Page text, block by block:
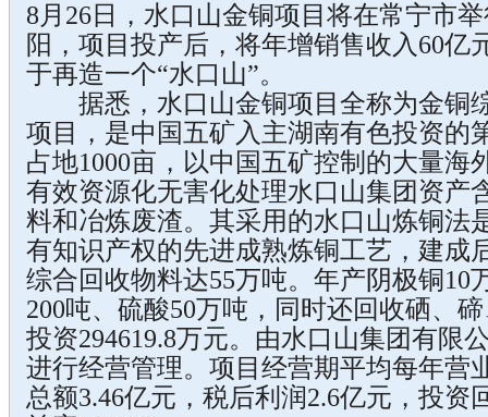
8月26日，水口山金铜项目将在常宁市
阳，项目投产后，将年增销售收入60亿
于再造一个“水口山”。
据悉，水口山金铜项目全称为金铜
项目，是中国五矿入主湖南有色投资的
占地1000亩，以中国五矿控制的大量海
有效资源化无害化处理水口山集团资产
料和冶炼废渣。其采用的水口山炼铜法
有知识产权的先进成熟炼铜工艺，建成
综合回收物料达55万吨。年产阴极铜10
200吨、硫酸50万吨，同时还回收硒、
投资294619.8万元。由水口山集团有限
进行经营管理。项目经营期平均每年营
总额3.46亿元，税后利润2.6亿元，投资